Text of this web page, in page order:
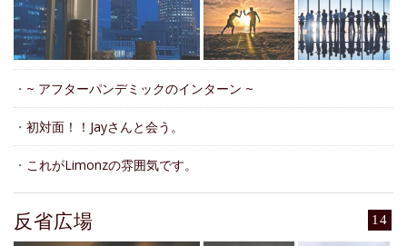
・ ~ アフターパンデミックのインターン ~
・ 初対面！！Jayさんと会う。
・ これがLimonzの雰囲気です。
14
反省広場